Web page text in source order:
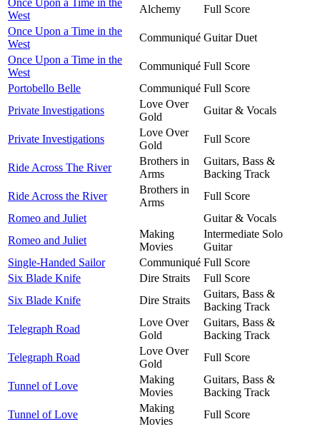
West
Alchemy
Full Score
Once Upon a Time in the
West
Communiqué Guitar Duet
Once Upon a Time in the
West
Communiqué Full Score
Portobello Belle
Communiqué Full Score
Private Investigations
Love Over
Gold
Guitar & Vocals
Private Investigations
Love Over
Gold
Full Score
Ride Across The River
Brothers in
Arms
Guitars, Bass &
Backing Track
Ride Across the River
Brothers in
Arms
Full Score
Romeo and Juliet
Guitar & Vocals
Romeo and Juliet
Making
Movies
Intermediate Solo
Guitar
Single-Handed Sailor
Communiqué Full Score
Six Blade Knife
Dire Straits
Full Score
Six Blade Knife
Dire Straits
Guitars, Bass &
Backing Track
Telegraph Road
Love Over
Gold
Guitars, Bass &
Backing Track
Telegraph Road
Love Over
Gold
Full Score
Tunnel of Love
Making
Movies
Guitars, Bass &
Backing Track
Tunnel of Love
Making
Movies
Full Score